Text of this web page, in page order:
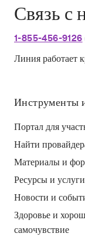
Связь с
1-855-456-9126
Линия работает
Инструменты
Портал для
Найти
Материалы и
Ресурсы и услуги
Новости и
Здоровье и
самочувствие